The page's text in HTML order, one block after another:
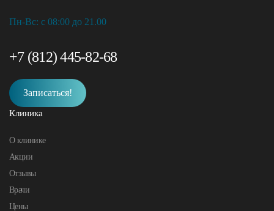
Пн-Вc: с 08:00 до 21.00
+7 (812) 445-82-68
Записаться!
Клиника
О клинике
Акции
Отзывы
Врачи
Цены